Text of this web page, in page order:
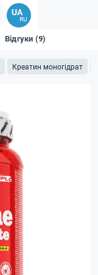
UA
RU
Креатин моногідрат
Відгуки (9)